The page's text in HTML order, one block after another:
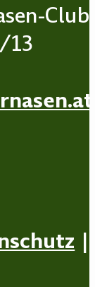
Club
13
|